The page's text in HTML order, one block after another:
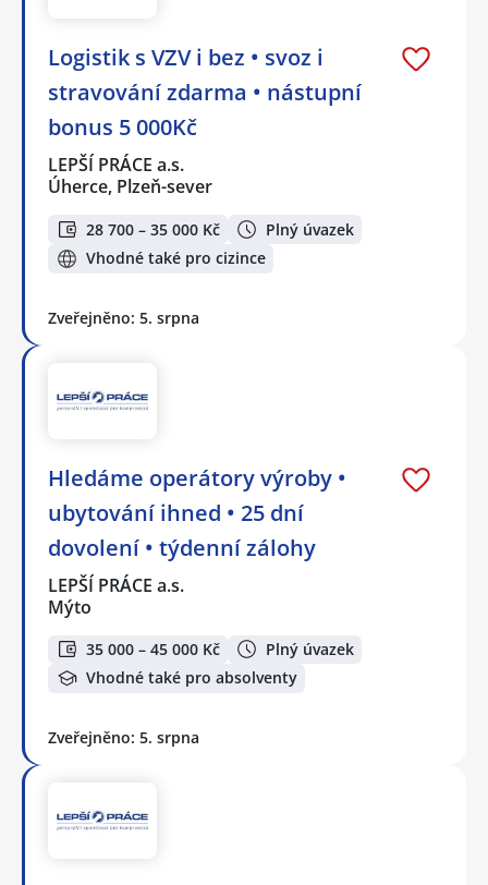
Logistik s VZV i bez • svoz i
stravování zdarma • nástupní
bonus 5 000Kč
LEPŠÍ PRÁCE a.s.
Úherce, Plzeň-sever
28 700 – 35 000 Kč
Plný úvazek
Vhodné také pro cizince
Zveřejněno: 5. srpna
Hledáme operátory výroby •
ubytování ihned • 25 dní
dovolení • týdenní zálohy
LEPŠÍ PRÁCE a.s.
Mýto
35 000 – 45 000 Kč
Plný úvazek
Vhodné také pro absolventy
Zveřejněno: 5. srpna